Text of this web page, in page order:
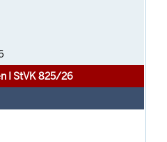
I StVK 825/26